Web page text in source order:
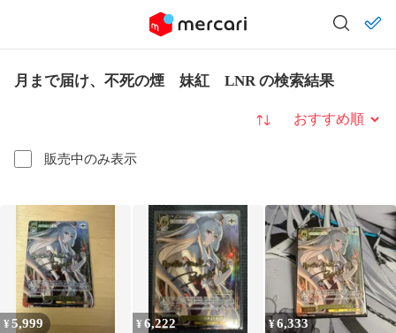
月まで届け、不死の煙 妹紅 LNR の検索結果
販売中のみ表示
並び替え
¥5,999 ¥6,222 ¥6,333